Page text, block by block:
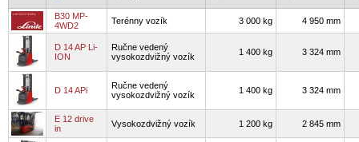
B30 MP-
4WD2
Terénny vozík 3 000 kg 4 950 mm
D 14 AP Li-
ION
Ručne vedený
vysokozdvižný vozík
1 400 kg 3 324 mm
D 14 APi
Ručne vedený
vysokozdvižný vozík
1 400 kg 3 324 mm
E 12 drive
in
Vysokozdvižný vozík 1 200 kg 2 845 mm